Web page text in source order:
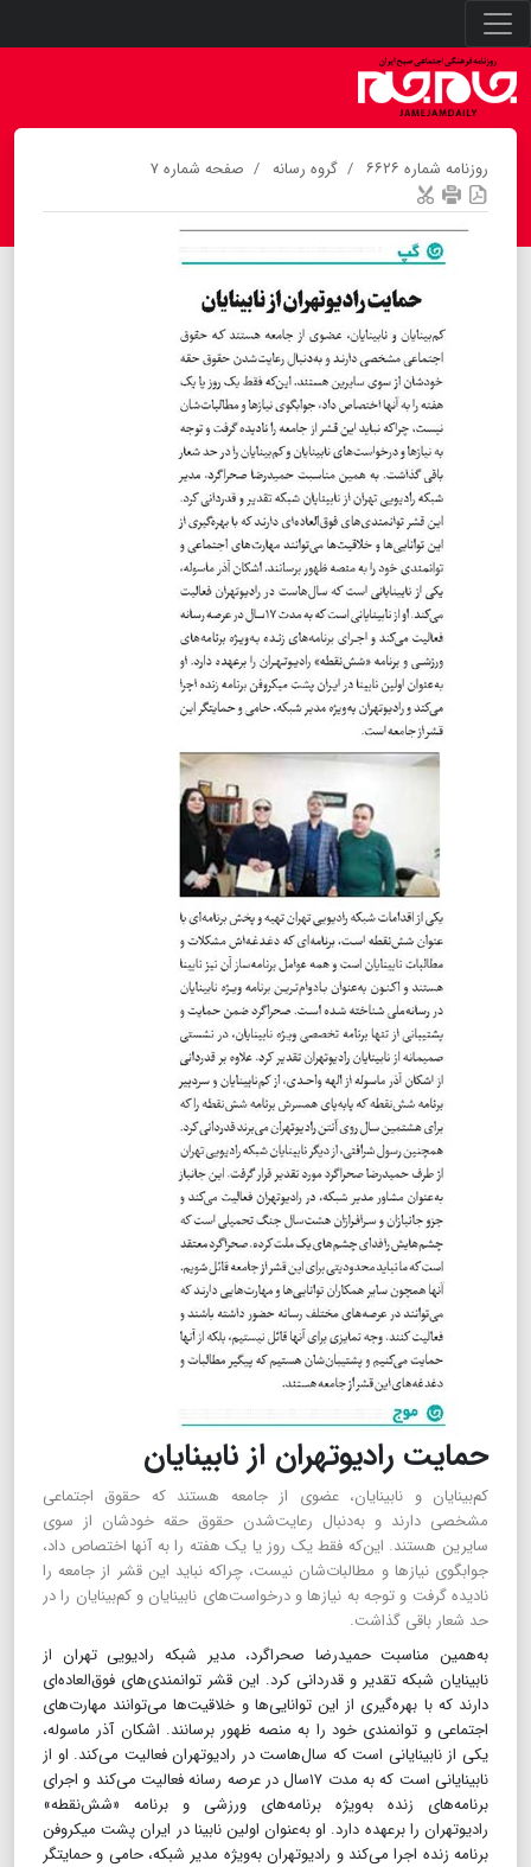
روزنامه شماره ۶۶۲۶ گروه رسانه صفحه شماره ۷
حمایت رادیوتهران از نابینایان
کم‌بینایان و نابینایان، عضوی از جامعه هستند که حقوق اجتماعی
مشخصی دارند و به‌دنبال رعایت‌شدن حقوق حقه خودشان از سوی
سایرین هستند. این‌که فقط یک روز یا یک هفته را به آنها اختصاص داد،
جوابگوی نیازها و مطالبات‌شان نیست، چراکه نباید این قشر از جامعه را
نادیده گرفت و توجه به نیازها و درخواست‌های نابینایان و کم‌بینایان را در
حد شعار باقی گذاشت.
به‌همین مناسبت حمیدرضا صحراگرد، مدیر شبکه رادیویی تهران از
نابینایان شبکه تقدیر و قدردانی کرد. این قشر توانمندی‌های فوق‌العاده‌ای
دارند که با بهره‌گیری از این توانایی‌ها و خلاقیت‌ها می‌توانند مهارت‌های
اجتماعی و توانمندی خود را به منصه ظهور برسانند. اشکان آذر ماسوله،
یکی از نابینایانی است که سال‌هاست در رادیوتهران فعالیت می‌کند. او از
نابینایانی است که به مدت ۱۷سال در عرصه رسانه فعالیت می‌کند و اجرای
برنامه‌های زنده به‌ویژه برنامه‌های ورزشی و برنامه «شش‌نقطه»
رادیوتهران را برعهده دارد. او به‌عنوان اولین نابینا در ایران پشت میکروفن
برنامه زنده اجرا می‌کند و رادیوتهران به‌ویژه مدیر شبکه، حامی و حمایتگر